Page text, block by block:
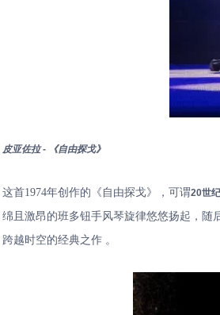
⽪亚佐拉 - 《⾃由探⼽》
这首1974年创作的《自由探戈》，可谓20世
绵且激昂的班多钮手风琴旋律悠悠扬起，随
跨越时空的经典之作 。